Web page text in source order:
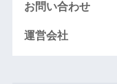
お問い合わせ
運営会社